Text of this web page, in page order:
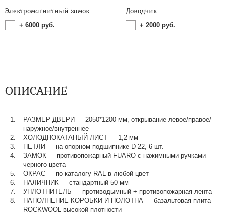
Электромагнитный замок
+ 6000 руб.
Доводчик
+ 2000 руб.
ОПИСАНИЕ
РАЗМЕР ДВЕРИ — 2050*1200 мм, открывание левое/правое/
наружное/внутреннее
ХОЛОДНОКАТАНЫЙ ЛИСТ — 1,2 мм
ПЕТЛИ — на опорном подшипнике D-22, 6 шт.
ЗАМОК — противопожарный FUARO с нажимными ручками
черного цвета
ОКРАС — по каталогу RAL в любой цвет​​​​​​​
НАЛИЧНИК — стандартный 50 мм
УПЛОТНИТЕЛЬ — противодымный + противопожарная лента
НАПОЛНЕНИЕ КОРОБКИ И ПОЛОТНА — базальтовая плита
ROCKWOOL высокой плотности